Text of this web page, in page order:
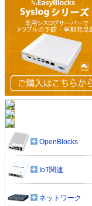
OpenBlocks
IoT関連
ネットワーク